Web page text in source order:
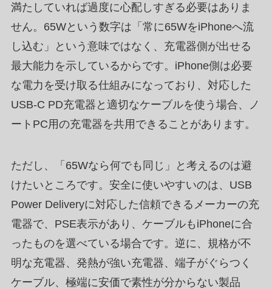
満たしていれば過度に心配しすぎる必要はありま
せん。65Wという数字は「常に65WをiPhoneへ流
し込む」という意味ではなく、充電器側が出せる
最大能力を示しているからです。iPhone側は必要
な電力を受け取る仕組みになっており、対応した
USB-C PD充電器と適切なケーブルを使う場合、ノ
ートPC用の充電器を共用できることがあります。
ただし、「65Wなら何でも同じ」と考えるのは避
けたいところです。安全に使いやすいのは、USB
Power Deliveryに対応した信頼できるメーカーの充
電器で、PSE表示があり、ケーブルもiPhoneに合
ったものを選べている場合です。逆に、規格が不
明な充電器、発熱が強い充電器、端子がぐらつく
ケーブル、極端に安価で素性が分からない製品